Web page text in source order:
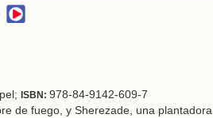
ISBN: 978-84-9142-609-7
de fuego, y Sherezade, una